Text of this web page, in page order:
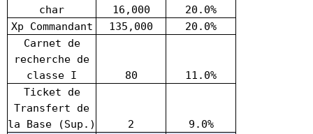
char
16,000
20.0%
Xp Commandant
135,000
20.0%
Carnet de
recherche de
classe I
80
11.0%
Ticket de
Transfert de
la Base (Sup.)
2
9.0%